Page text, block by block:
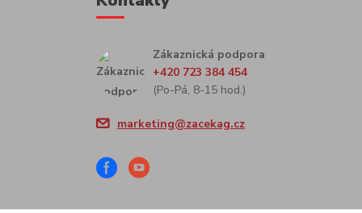
Zákaznická podpora
+420 723 384 454
(Po-Pá, 8-15 hod.)
marketing@zacekag.cz